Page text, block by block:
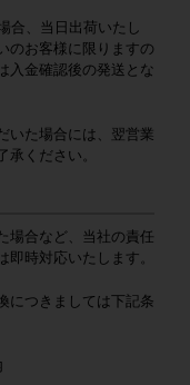
合、当日出荷いたし
のお客様に限りますの
入金確認後の発送とな
いた場合には、翌営業
承ください。
場合など、当社の責任
時対応いたします。
につきましては下記条